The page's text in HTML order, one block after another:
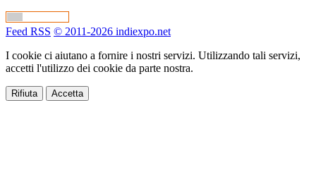
Feed RSS © 2011-2026 indiexpo.net
I cookie ci aiutano a fornire i nostri servizi. Utilizzando tali servizi,
accetti l'utilizzo dei cookie da parte nostra.
Rifiuta Accetta